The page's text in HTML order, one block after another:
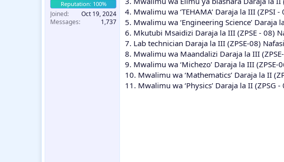
Joined
Oct 19, 2024
Messages
1,737
4. Mwalimu wa ‘TEHAMA’ Daraja la III (ZPSI
5. Mwalimu wa ‘Engineering Science’ Daraja
6. Mkutubi Msaidizi Daraja la III (ZPSE - 08)
7. Lab technician Daraja la III (ZPSE-08)
8. Mwalimu wa Maandalizi Daraja la III
9. Mwalimu wa ‘Michezo’ Daraja la III (ZPSE-
10. Mwalimu wa ‘Mathematics’ Daraja la II
11. Mwalimu wa ‘Physics’ Daraja la II (ZPSG